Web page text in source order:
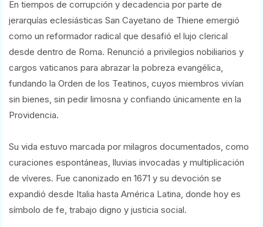
En tiempos de corrupción y decadencia por parte de
jerarquías eclesiásticas San Cayetano de Thiene emergió
como un reformador radical que desafió el lujo clerical
desde dentro de Roma. Renunció a privilegios nobiliarios y
cargos vaticanos para abrazar la pobreza evangélica,
fundando la Orden de los Teatinos, cuyos miembros vivían
sin bienes, sin pedir limosna y confiando únicamente en la
Providencia.
Su vida estuvo marcada por milagros documentados, como
curaciones espontáneas, lluvias invocadas y multiplicación
de víveres. Fue canonizado en 1671 y su devoción se
expandió desde Italia hasta América Latina, donde hoy es
símbolo de fe, trabajo digno y justicia social.